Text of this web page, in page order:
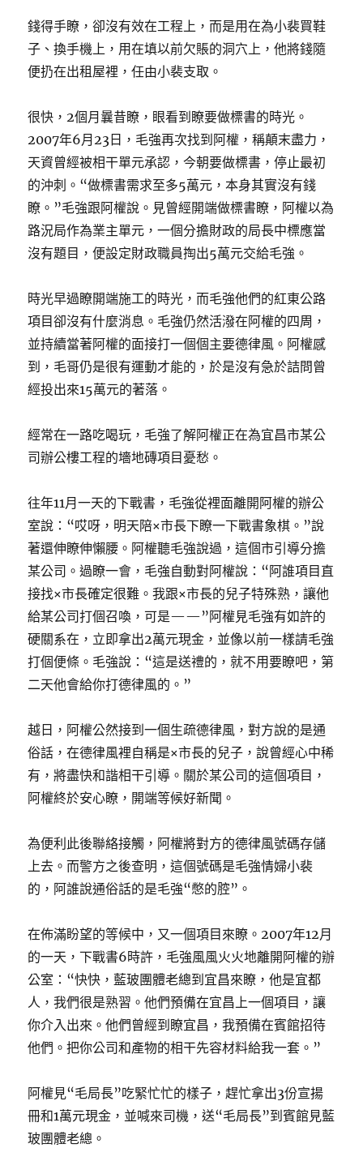
錢得手瞭，卻沒有效在工程上，而是用在為小裴買鞋
子、換手機上，用在填以前欠賬的洞穴上，他將錢隨
便扔在出租屋裡，任由小裴支取。
很快，2個月曩昔瞭，眼看到瞭要做標書的時光。
2007年6月23日，毛強再次找到阿權，稱顛末盡力，
天資曾經被相干單元承認，今朝要做標書，停止最初
的沖刺。“做標書需求至多5萬元，本身其實沒有錢
瞭。”毛強跟阿權說。見曾經開端做標書瞭，阿權以為
路況局作為業主單元，一個分擔財政的局長中標應當
沒有題目，便設定財政職員掏出5萬元交給毛強。
時光早過瞭開端施工的時光，而毛強他們的紅東公路
項目卻沒有什麼消息。毛強仍然活潑在阿權的四周，
並持續當著阿權的面接打一個個主要德律風。阿權感
到，毛哥仍是很有運動才能的，於是沒有急於詰問曾
經投出來15萬元的著落。
經常在一路吃喝玩，毛強了解阿權正在為宜昌市某公
司辦公樓工程的墻地磚項目憂愁。
往年11月一天的下戰書，毛強從裡面離開阿權的辦公
室說：“哎呀，明天陪×市長下瞭一下戰書象棋。”說
著還伸瞭伸懶腰。阿權聽毛強說過，這個市引導分擔
某公司。過瞭一會，毛強自動對阿權說：“阿誰項目直
接找×市長確定很難。我跟×市長的兒子特殊熟，讓他
給某公司打個召喚，可是——”阿權見毛強有如許的
硬關系在，立即拿出2萬元現金，並像以前一樣請毛強
打個便條。毛強說：“這是送禮的，就不用要瞭吧，第
二天他會給你打德律風的。”
越日，阿權公然接到一個生疏德律風，對方說的是通
俗話，在德律風裡自稱是×市長的兒子，說曾經心中稀
有，將盡快和諧相干引導。關於某公司的這個項目，
阿權終於安心瞭，開端等候好新聞。
為便利此後聯絡接觸，阿權將對方的德律風號碼存儲
上去。而警方之後查明，這個號碼是毛強情婦小裴
的，阿誰說通俗話的是毛強“憋的腔”。
在佈滿盼望的等候中，又一個項目來瞭。2007年12月
的一天，下戰書6時許，毛強風風火火地離開阿權的辦
公室：“快快，藍玻團體老總到宜昌來瞭，他是宜都
人，我們很是熟習。他們預備在宜昌上一個項目，讓
你介入出來。他們曾經到瞭宜昌，我預備在賓館招待
他們。把你公司和產物的相干先容材料給我一套。”
阿權見“毛局長”吃緊忙忙的樣子，趕忙拿出3份宣揚
冊和1萬元現金，並喊來司機，送“毛局長”到賓館見藍
玻團體老總。